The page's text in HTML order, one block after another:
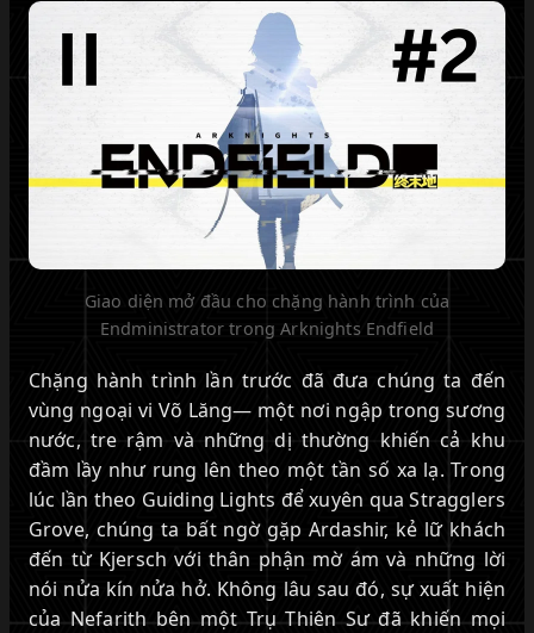
Giao diện mở đầu cho chặng hành trình của
Endministrator trong Arknights Endfield
Chặng hành trình lần trước đã đưa chúng ta đến
vùng ngoại vi Võ Lăng— một nơi ngập trong sương
nước, tre rậm và những dị thường khiến cả khu
đầm lầy như rung lên theo một tần số xa lạ. Trong
lúc lần theo Guiding Lights để xuyên qua Stragglers
Grove, chúng ta bất ngờ gặp Ardashir, kẻ lữ khách
đến từ Kjersch với thân phận mờ ám và những lời
nói nửa kín nửa hở. Không lâu sau đó, sự xuất hiện
của Nefarith bên một Trụ Thiên Sư đã khiến mọi